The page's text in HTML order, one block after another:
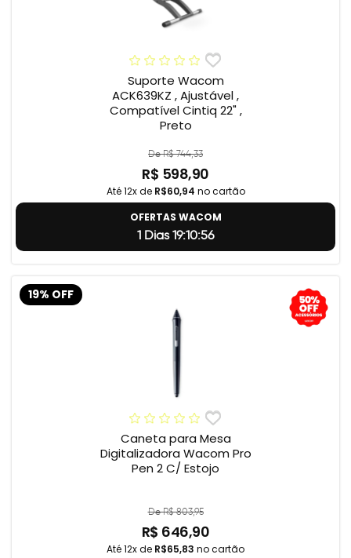
Suporte Wacom
ACK639KZ , Ajustável ,
Compatível Cintiq 22" ,
Preto
De R$ 744,33
R$ 598,90
Até 12x de R$60,94 no cartão
OFERTAS WACOM
1 Dias 19:10:55
19% OFF
Caneta para Mesa
Digitalizadora Wacom Pro
Pen 2 C/ Estojo
De R$ 803,95
R$ 646,90
Até 12x de R$65,83 no cartão